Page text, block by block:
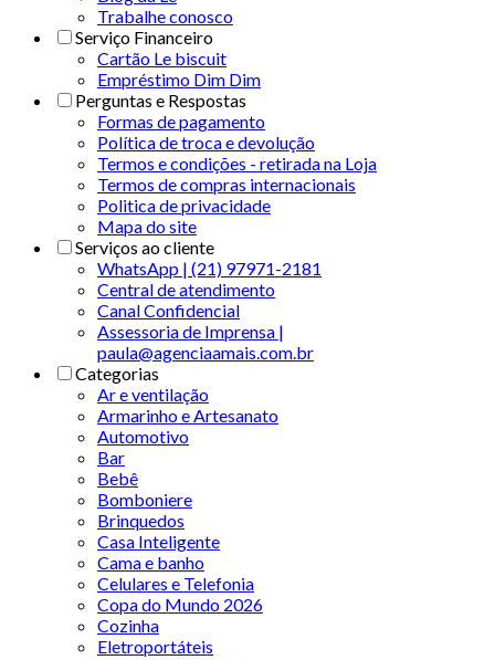
Trabalhe conosco
Serviço Financeiro
Cartão Le biscuit
Empréstimo Dim Dim
Perguntas e Respostas
Formas de pagamento
Política de troca e devolução
Termos e condições - retirada na Loja
Termos de compras internacionais
Politica de privacidade
Mapa do site
Serviços ao cliente
WhatsApp | (21) 97971-2181
Central de atendimento
Canal Confidencial
Assessoria de Imprensa |
paula@agenciaamais.com.br
Categorias
Ar e ventilação
Armarinho e Artesanato
Automotivo
Bar
Bebê
Bomboniere
Brinquedos
Casa Inteligente
Cama e banho
Celulares e Telefonia
Copa do Mundo 2026
Cozinha
Eletroportáteis